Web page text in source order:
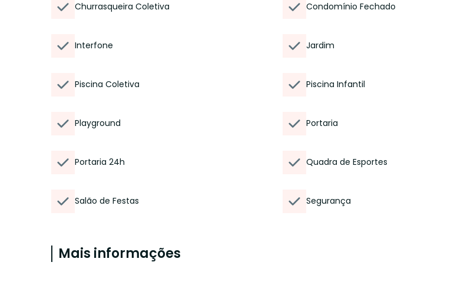
Churrasqueira Coletiva Condomínio Fechado
Interfone Jardim
Piscina Coletiva Piscina Infantil
Playground Portaria
Portaria 24h Quadra de Esportes
Salão de Festas Segurança
Mais informações